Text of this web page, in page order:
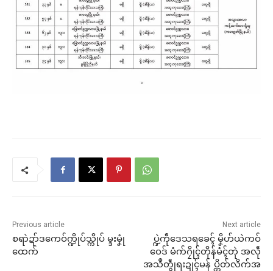
Previous article
စရာဲဍာ်ဒကေဝ်က္ဍိုပ်သ္ကိုပ် မ္ဒးမၞုံ
ထေက်
Next article
ပ္ဍဲကဵုဒေသရခေၚ် မၞိဟ်ယဲကဝ်
ဝေဒ် မံက်ဂၠိုၚ်တိုန်မံၚ်တုဲ အလဵု
အသဳတွဵုရးဍုၚ်မန် ပ္တိတ်လိက်အ